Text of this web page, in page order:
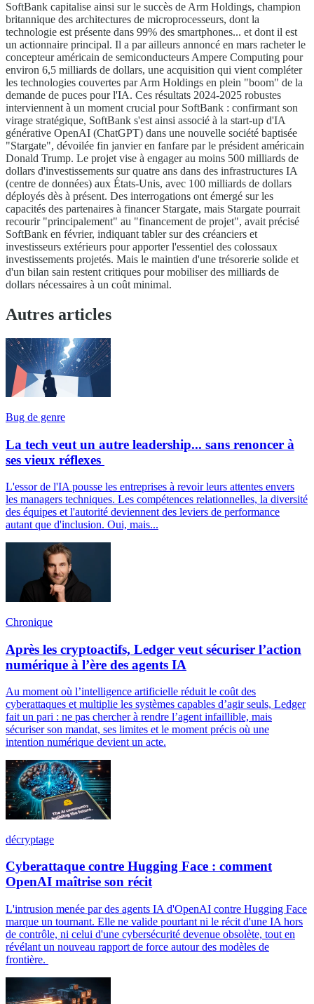
SoftBank capitalise ainsi sur le succès de Arm Holdings, champion
britannique des architectures de microprocesseurs, dont la
technologie est présente dans 99% des smartphones... et dont il est
un actionnaire principal. Il a par ailleurs annoncé en mars racheter le
concepteur américain de semiconducteurs Ampere Computing pour
environ 6,5 milliards de dollars, une acquisition qui vient compléter
les technologies couvertes par Arm Holdings en plein "boom" de la
demande de puces pour l'IA. Ces résultats 2024-2025 robustes
interviennent à un moment crucial pour SoftBank : confirmant son
virage stratégique, SoftBank s'est ainsi associé à la start-up d'IA
générative OpenAI (ChatGPT) dans une nouvelle société baptisée
"Stargate", dévoilée fin janvier en fanfare par le président américain
Donald Trump. Le projet vise à engager au moins 500 milliards de
dollars d'investissements sur quatre ans dans des infrastructures IA
(centre de données) aux États-Unis, avec 100 milliards de dollars
déployés dès à présent. Des interrogations ont émergé sur les
capacités des partenaires à financer Stargate, mais Stargate pourrait
recourir "principalement" au "financement de projet", avait précisé
SoftBank en février, indiquant tabler sur des créanciers et
investisseurs extérieurs pour apporter l'essentiel des colossaux
investissements projetés. Mais le maintien d'une trésorerie solide et
d'un bilan sain restent critiques pour mobiliser des milliards de
dollars nécessaires à un coût minimal.
Autres articles
Bug de genre
La tech veut un autre leadership... sans renoncer à
ses vieux réflexes
L'essor de l'IA pousse les entreprises à revoir leurs attentes envers
les managers techniques. Les compétences relationnelles, la diversité
des équipes et l'autorité deviennent des leviers de performance
autant que d'inclusion. Oui, mais...
Chronique
Après les cryptoactifs, Ledger veut sécuriser l’action
numérique à l’ère des agents IA
Au moment où l’intelligence artificielle réduit le coût des
cyberattaques et multiplie les systèmes capables d’agir seuls, Ledger
fait un pari : ne pas chercher à rendre l’agent infaillible, mais
sécuriser son mandat, ses limites et le moment précis où une
intention numérique devient un acte.
décryptage
Cyberattaque contre Hugging Face : comment
OpenAI maîtrise son récit
L'intrusion menée par des agents IA d'OpenAI contre Hugging Face
marque un tournant. Elle ne valide pourtant ni le récit d'une IA hors
de contrôle, ni celui d'une cybersécurité devenue obsolète, tout en
révélant un nouveau rapport de force autour des modèles de
frontière.